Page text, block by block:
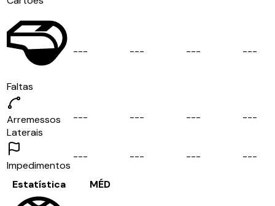
Faltas
--- --- --- ---
Arremessos
Laterais
--- --- --- ---
Impedimentos
--- --- --- ---
Estatística MÉD